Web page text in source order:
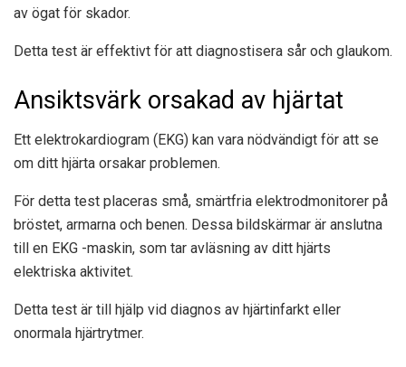
av ögat för skador.
Detta test är effektivt för att diagnostisera sår och glaukom.
Ansiktsvärk orsakad av hjärtat
Ett elektrokardiogram (EKG) kan vara nödvändigt för att se
om ditt hjärta orsakar problemen.
För detta test placeras små, smärtfria elektrodmonitorer på
bröstet, armarna och benen. Dessa bildskärmar är anslutna
till en EKG -maskin, som tar avläsning av ditt hjärts
elektriska aktivitet.
Detta test är till hjälp vid diagnos av hjärtinfarkt eller
onormala hjärtrytmer.